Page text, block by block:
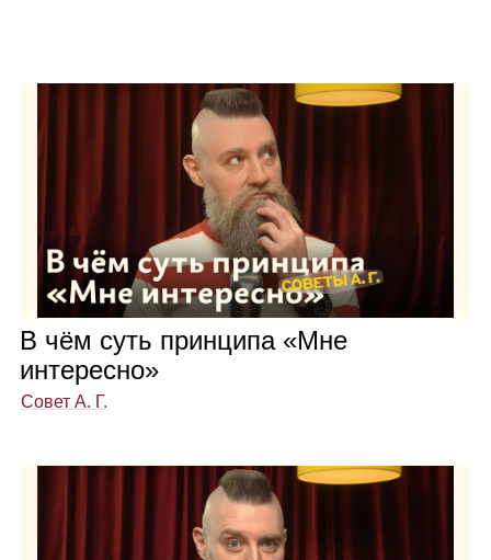
В чём суть прин­ципа «Мне
инте­ресно»
Совет А. Г.